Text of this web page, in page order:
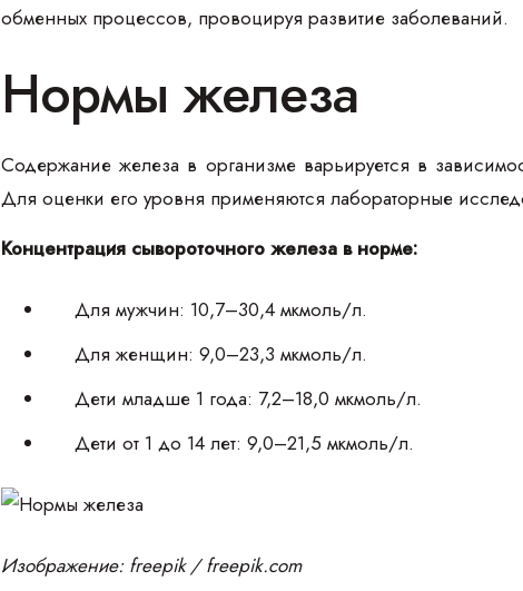
обменных процессов, провоцируя развитие заболеваний.
Нормы железа
Содержание железа в организме варьируется в
Для оценки его уровня применяются лабораторные
Концентрация сывороточного железа в норме:
Для мужчин: 10,7–30,4 мкмоль/л.
Для женщин: 9,0–23,3 мкмоль/л.
Дети младше 1 года: 7,2–18,0 мкмоль/л.
Дети от 1 до 14 лет: 9,0–21,5 мкмоль/л.
Изображение: freepik / freepik.com